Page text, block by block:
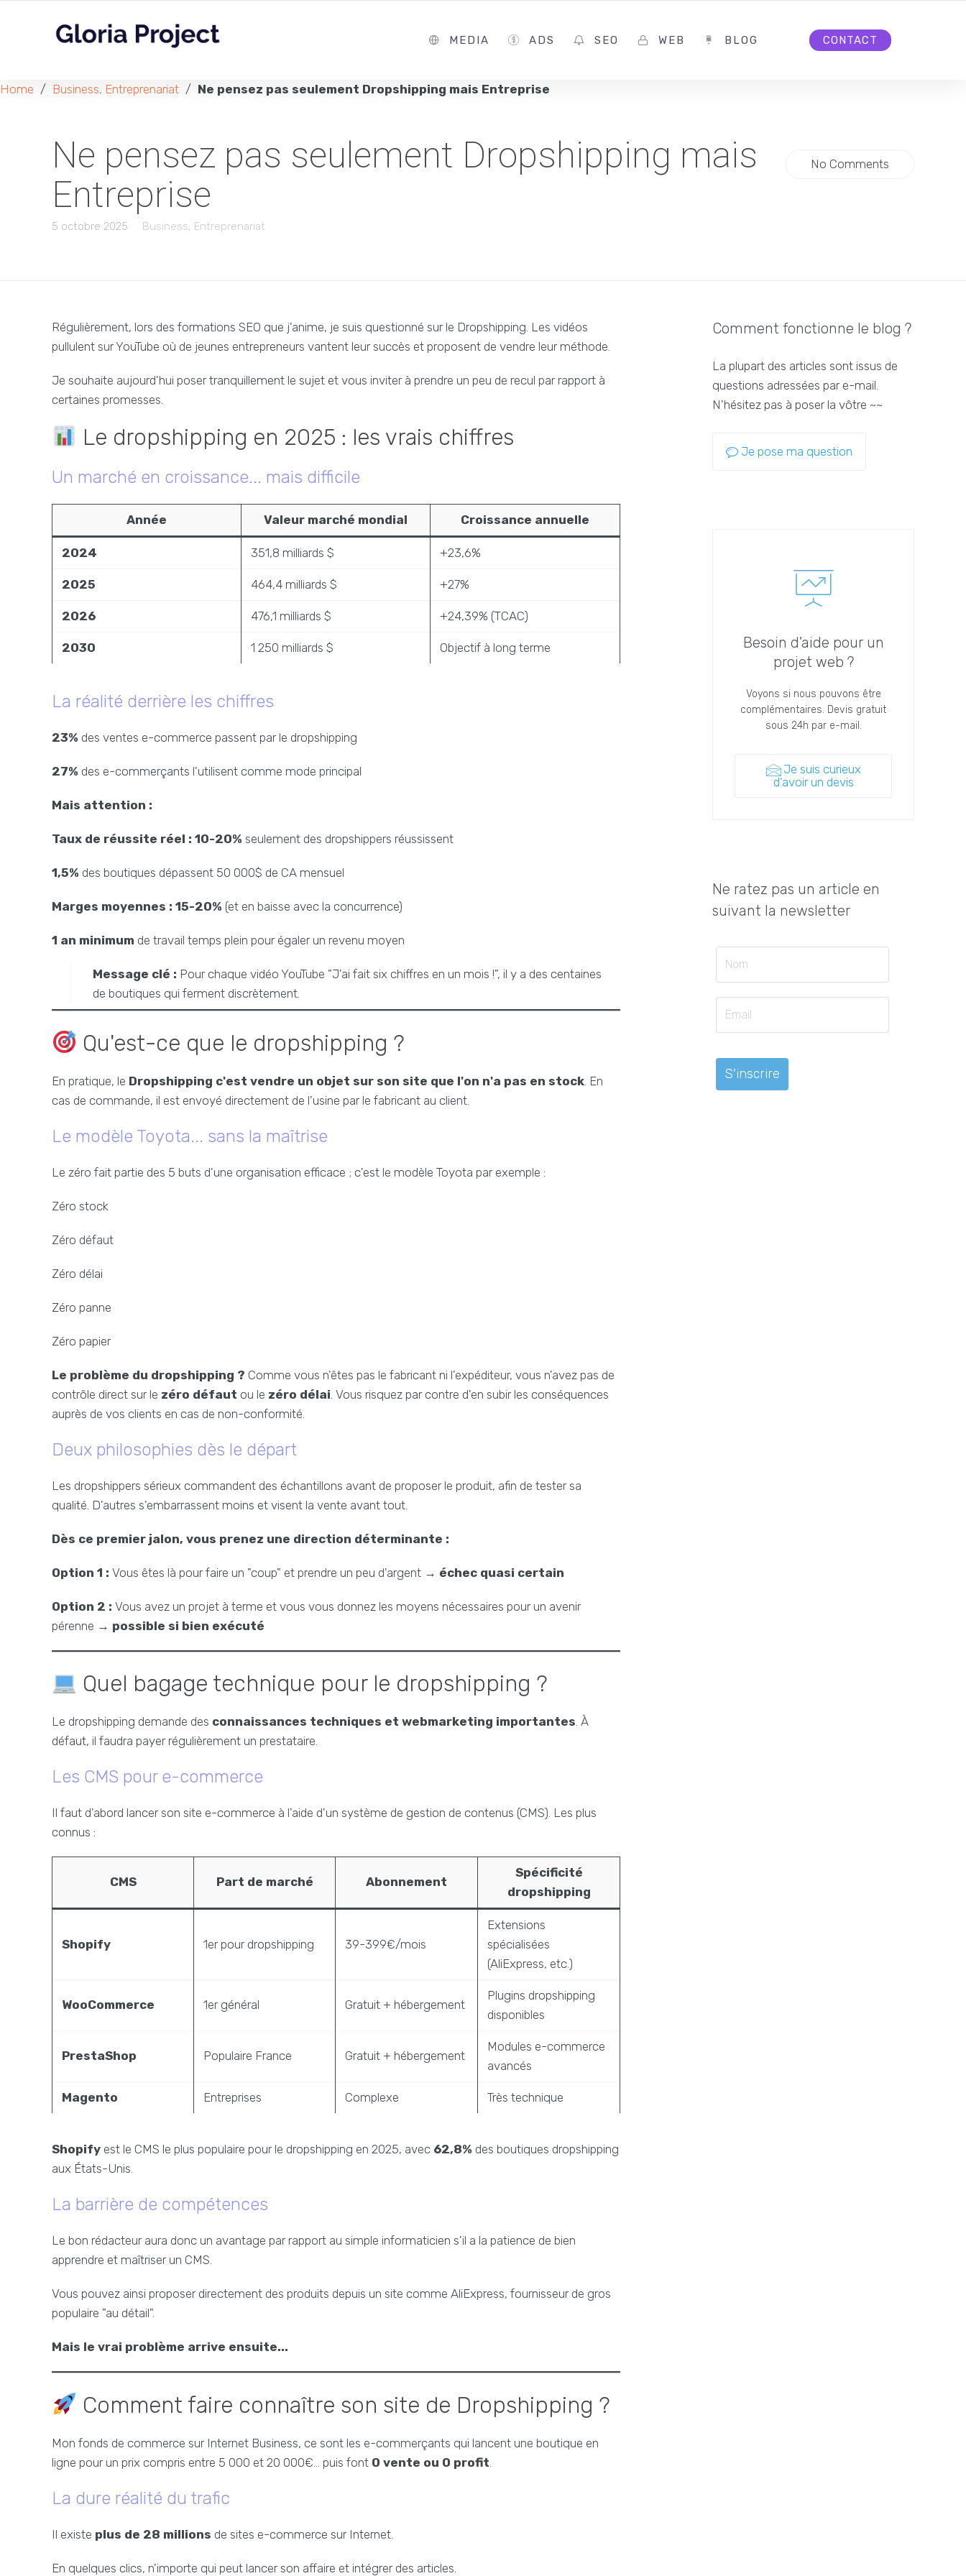
MEDIA ADS SEO WEB BLOG CONTACT
Home / Business, Entreprenariat / Ne pensez pas seulement Dropshipping mais Entreprise
Ne pensez pas seulement Dropshipping mais
Entreprise
5 octobre 2025 Business, Entreprenariat
No Comments
Régulièrement, lors des formations SEO que j'anime, je suis questionné sur le Dropshipping. Les vidéos
pullulent sur YouTube où de jeunes entrepreneurs vantent leur succès et proposent de vendre leur méthode.
Je souhaite aujourd'hui poser tranquillement le sujet et vous inviter à prendre un peu de recul par rapport à
certaines promesses.
Le dropshipping en 2025 : les vrais chiffres
Un marché en croissance... mais difficile
Année Valeur marché mondial Croissance annuelle
2024 351,8 milliards $ +23,6%
2025 464,4 milliards $ +27%
2026 476,1 milliards $ +24,39% (TCAC)
2030 1 250 milliards $ Objectif à long terme
La réalité derrière les chiffres
23% des ventes e-commerce passent par le dropshipping
27% des e-commerçants l'utilisent comme mode principal
Mais attention :
Taux de réussite réel : 10-20% seulement des dropshippers réussissent
1,5% des boutiques dépassent 50 000$ de CA mensuel
Marges moyennes : 15-20% (et en baisse avec la concurrence)
1 an minimum de travail temps plein pour égaler un revenu moyen
Message clé : Pour chaque vidéo YouTube "J'ai fait six chiffres en un mois !", il y a des centaines
de boutiques qui ferment discrètement.
Qu'est-ce que le dropshipping ?
En pratique, le Dropshipping c'est vendre un objet sur son site que l'on n'a pas en stock . En
cas de commande, il est envoyé directement de l'usine par le fabricant au client.
Le modèle Toyota... sans la maîtrise
Le zéro fait partie des 5 buts d'une organisation efficace ; c'est le modèle Toyota par exemple :
Zéro stock
Zéro défaut
Zéro délai
Zéro panne
Zéro papier
Le problème du dropshipping ? Comme vous n'êtes pas le fabricant ni l'expéditeur, vous n'avez pas de
contrôle direct sur le zéro défaut ou le zéro délai . Vous risquez par contre d'en subir les conséquences
auprès de vos clients en cas de non-conformité.
Deux philosophies dès le départ
Les dropshippers sérieux commandent des échantillons avant de proposer le produit, afin de tester sa
qualité. D'autres s'embarrassent moins et visent la vente avant tout.
Dès ce premier jalon, vous prenez une direction déterminante :
Option 1 : Vous êtes là pour faire un "coup" et prendre un peu d'argent → échec quasi certain
Option 2 : Vous avez un projet à terme et vous vous donnez les moyens nécessaires pour un avenir
pérenne → possible si bien exécuté
Quel bagage technique pour le dropshipping ?
Le dropshipping demande des connaissances techniques et webmarketing importantes. À
défaut, il faudra payer régulièrement un prestataire.
Les CMS pour e-commerce
Il faut d'abord lancer son site e-commerce à l'aide d'un système de gestion de contenus (CMS). Les plus
connus :
CMS Part de marché Abonnement
Spécificité
dropshipping
Shopify 1er pour dropshipping 39-399€/mois
Extensions
spécialisées
(AliExpress, etc.)
WooCommerce 1er général Gratuit + hébergement
Plugins dropshipping
disponibles
PrestaShop Populaire France Gratuit + hébergement
Modules e-commerce
avancés
Magento Entreprises Complexe Très technique
Shopify est le CMS le plus populaire pour le dropshipping en 2025, avec 62,8% des boutiques dropshipping
aux États-Unis.
La barrière de compétences
Le bon rédacteur aura donc un avantage par rapport au simple informaticien s'il a la patience de bien
apprendre et maîtriser un CMS.
Vous pouvez ainsi proposer directement des produits depuis un site comme AliExpress, fournisseur de gros
populaire "au détail".
Mais le vrai problème arrive ensuite...
Comment faire connaître son site de Dropshipping ?
Mon fonds de commerce sur Internet Business, ce sont les e-commerçants qui lancent une boutique en
ligne pour un prix compris entre 5 000 et 20 000€... puis font 0 vente ou 0 profit
La dure réalité du trafic
Il existe plus de 28 millions de sites e-commerce sur Internet.
En quelques clics, n'importe qui peut lancer son affaire et intégrer des articles.
Comment fonctionne le blog ?
La plupart des articles sont issus de
questions adressées par e-mail.
N'hésitez pas à poser la vôtre ~~
Je pose ma question
Besoin d'aide pour un
projet web ?
Voyons si nous pouvons être
complémentaires. Devis gratuit
sous 24h par e-mail.
Je suis curieux
d'avoir un devis
Ne ratez pas un article en
suivant la newsletter